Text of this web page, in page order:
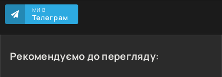
МИ В
Телеграм
Рекомендуємо до перегляду: